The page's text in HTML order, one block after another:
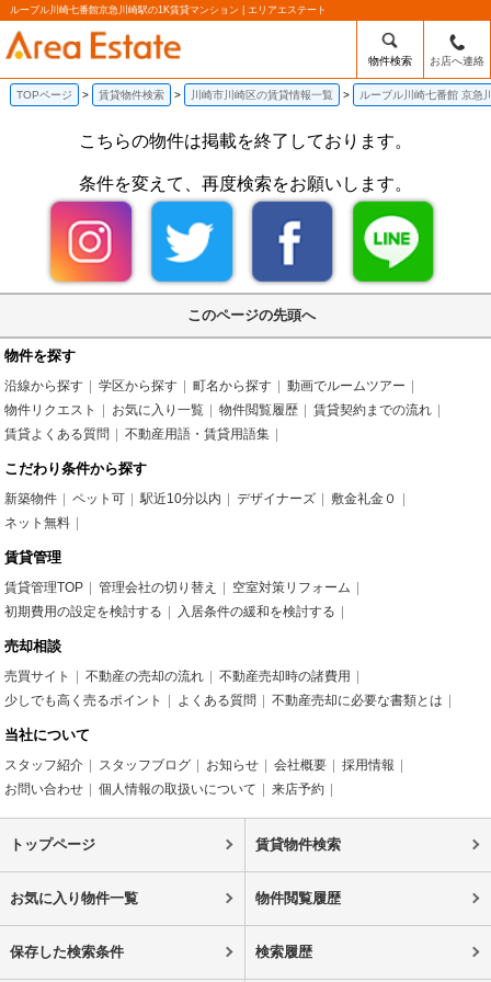
ルーブル川崎七番館京急川崎駅の1K賃貸マンション | エリアエステート
物件検索 お店へ連絡
TOPページ 賃貸物件検索 川崎市川崎区の賃貸情報一覧 ルーブル川崎七番館 京急
こちらの物件は掲載を終了しております。
条件を変えて、再度検索をお願いします。
このページの先頭へ
物件を探す
沿線から探す 学区から探す 町名から探す
動画でルームツアー
物件リクエスト
お気に入り一覧 物件閲覧履歴
賃貸契約までの流れ
賃貸よくある質問
不動産用語・賃貸用語集
こだわり条件から探す
新築物件 ペット可 駅近10分以内 デザイナーズ
敷金礼金０
ネット無料
賃貸管理
賃貸管理TOP 管理会社の切り替え
空室対策リフォーム
初期費用の設定を検討する
入居条件の緩和を検討する
売却相談
売買サイト 不動産の売却の流れ
不動産売却時の諸費用
少しでも高く売るポイント
よくある質問 不動産売却に必要な書類とは
当社について
スタッフ紹介 スタッフブログ お知らせ 会社概要
採用情報
お問い合わせ
個人情報の取扱いについて 来店予約
トップページ 賃貸物件検索
お気に入り物件一覧 物件閲覧履歴
保存した検索条件 検索履歴